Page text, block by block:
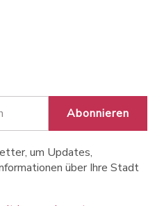
Abonnieren
um Updates,
über Ihre Stadt